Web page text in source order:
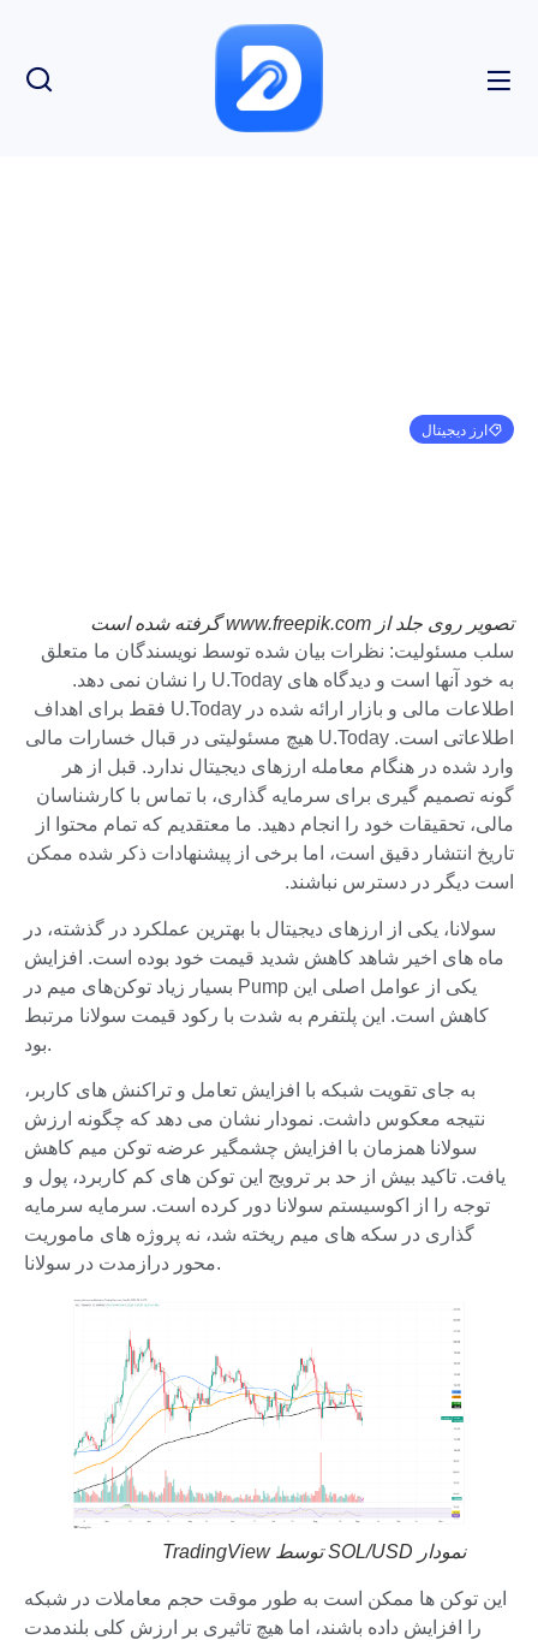
ارز دیجیتال
تصویر روی جلد از www.freepik.com گرفته شده است
سلب مسئولیت: نظرات بیان شده توسط نویسندگان ما متعلق
به خود آنها است و دیدگاه های U.Today را نشان نمی دهد.
اطلاعات مالی و بازار ارائه شده در U.Today فقط برای اهداف
اطلاعاتی است. U.Today هیچ مسئولیتی در قبال خسارات مالی
وارد شده در هنگام معامله ارزهای دیجیتال ندارد. قبل از هر
گونه تصمیم گیری برای سرمایه گذاری، با تماس با کارشناسان
مالی، تحقیقات خود را انجام دهید. ما معتقدیم که تمام محتوا از
تاریخ انتشار دقیق است، اما برخی از پیشنهادات ذکر شده ممکن
است دیگر در دسترس نباشند.
سولانا، یکی از ارزهای دیجیتال با بهترین عملکرد در گذشته، در
ماه های اخیر شاهد کاهش شدید قیمت خود بوده است. افزایش
بسیار زیاد توکن‌های میم در Pump یکی از عوامل اصلی این
کاهش است. این پلتفرم به شدت با رکود قیمت سولانا مرتبط
بود.
به جای تقویت شبکه با افزایش تعامل و تراکنش های کاربر،
نتیجه معکوس داشت. نمودار نشان می دهد که چگونه ارزش
سولانا همزمان با افزایش چشمگیر عرضه توکن میم کاهش
یافت. تاکید بیش از حد بر ترویج این توکن های کم کاربرد، پول و
توجه را از اکوسیستم سولانا دور کرده است. سرمایه سرمایه
گذاری در سکه های میم ریخته شد، نه پروژه های ماموریت
محور درازمدت در سولانا.
نمودار SOL/USD توسط TradingView
این توکن ها ممکن است به طور موقت حجم معاملات در شبکه
را افزایش داده باشند، اما هیچ تاثیری بر ارزش کلی بلندمدت